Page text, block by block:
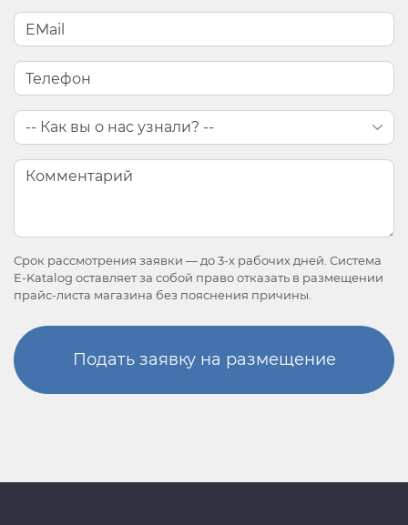
Срок рассмотрения заявки — до 3-х рабочих дней. Система
E-Katalog оставляет за собой право отказать в размещении
прайс-листа магазина без пояснения причины.
Подать заявку на размещение